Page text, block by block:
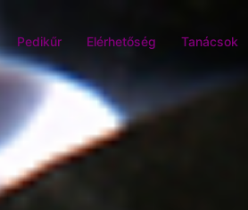
Pedikűr Elérhetőség Tanácsok